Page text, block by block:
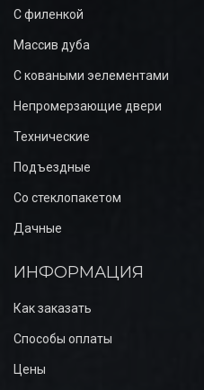
С филенкой
Массив дуба
С коваными эелементами
Непромерзающие двери
Технические
Подъездные
Со стеклопакетом
Дачные
ИНФОРМАЦИЯ
Как заказать
Способы оплаты
Цены